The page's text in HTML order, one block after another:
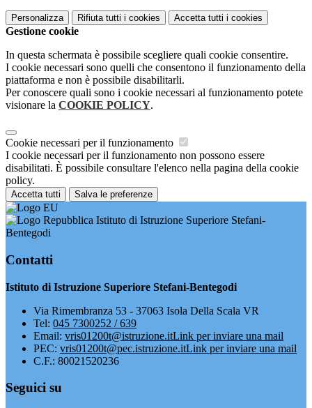
Personalizza Rifiuta tutti i cookies Accetta tutti i cookies
Gestione cookie
In questa schermata è possibile scegliere quali cookie consentire.
I cookie necessari sono quelli che consentono il funzionamento della
piattaforma e non è possibile disabilitarli.
Per conoscere quali sono i cookie necessari al funzionamento potete
visionare la COOKIE POLICY.
Cookie necessari per il funzionamento
I cookie necessari per il funzionamento non possono essere
disabilitati. È possibile consultare l'elenco nella pagina della cookie
policy.
Accetta tutti Salva le preferenze
Istituto di Istruzione Superiore Stefani-
Bentegodi
Contatti
Istituto di Istruzione Superiore Stefani-Bentegodi
Via Rimembranza 53 - 37063 Isola Della Scala VR
Tel: 045 7300252 / 639
Email: vris01200t@istruzione.itLink per inviare una mail
PEC: vris01200t@pec.istruzione.itLink per inviare una mail
C.F.: 80021520236
Seguici su